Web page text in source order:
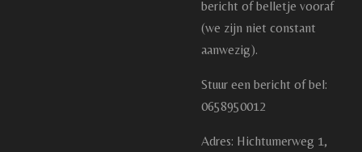
bericht of belletje vooraf
(we zijn niet constant
aanwezig).
Stuur een bericht of bel:
0658950012
Adres: Hichtumerweg 1,